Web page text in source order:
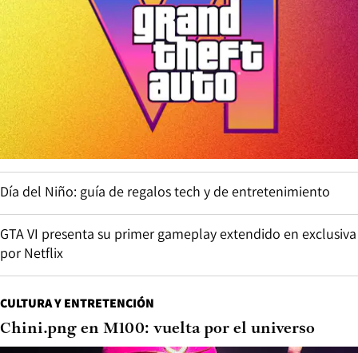
Día del Niño: guía de regalos tech y de entretenimiento
GTA VI presenta su primer gameplay extendido en exclusiva
por Netflix
CULTURA Y ENTRETENCIÓN
Chini.png en M100: vuelta por el universo